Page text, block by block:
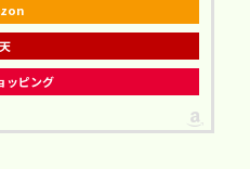
ッピング